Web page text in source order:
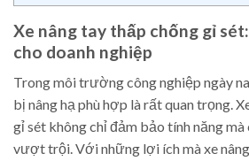
Xe nâng tay thấp chống gỉ
cho doanh nghiệp
Trong môi trường công nghiệp ngày
bị nâng hạ phù hợp là rất quan trọng.
gỉ sét không chỉ đảm bảo tính năng
vượt trội. Với những lợi ích mà xe